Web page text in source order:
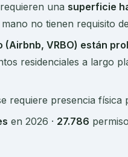
una superficie
no tienen requisito
VRBO) están
residenciales a largo
requiere presencia física
en 2026 · 27.786